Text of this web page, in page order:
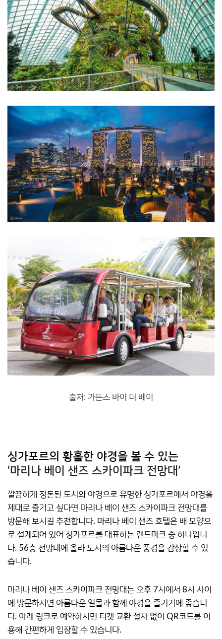
출처: 가든스 바이 더 베이
싱가포르의 황홀한 야경을 볼 수 있는
‘마리나 베이 샌즈 스카이파크 전망대’
깔끔하게 정돈된 도시와 야경으로 유명한 싱가포르에서 야경을
제대로 즐기고 싶다면 마리나 베이 샌즈 스카이파크 전망대를
방문해 보시길 추천합니다. 마리나 베이 샌즈 호텔은 배 모양으
로 설계되어 있어 싱가포르를 대표하는 랜드마크 중 하나입니
다. 56층 전망대에 올라 도시의 아름다운 풍경을 감상할 수 있
습니다.
마리나 베이 샌즈 스카이파크 전망대는 오후 7시에서 8시 사이
에 방문하시면 아름다운 일몰과 함께 야경을 즐기기에 좋습니
다. 아래 링크로 예약하시면 티켓 교환 절차 없이 QR코드를 이
용해 간편하게 입장할 수 있습니다.